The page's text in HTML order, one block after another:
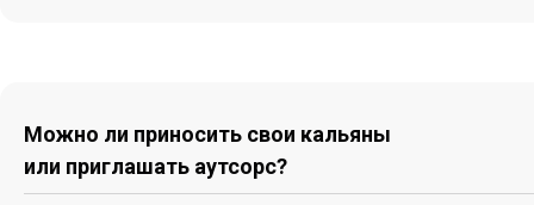
Можно ли приносить свои кальяны
или приглашать аутсорс?